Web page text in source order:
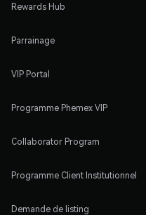
Rewards Hub
Parrainage
VIP Portal
Programme Phemex VIP
Collaborator Program
Programme Client Institutionnel
Demande de listing